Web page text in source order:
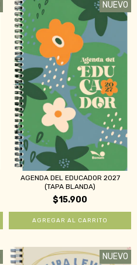
NUEVO
AGENDA DEL EDUCADOR 2027
(TAPA BLANDA)
$15.900
NUEVO